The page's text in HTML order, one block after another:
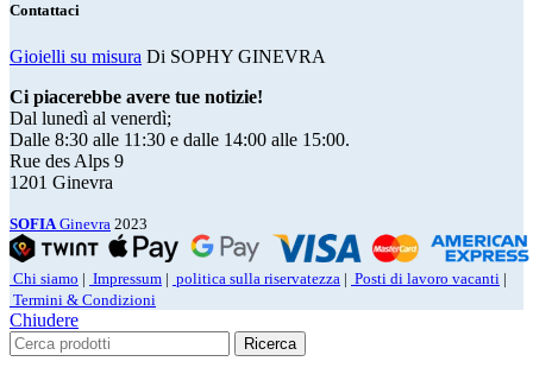
Contattaci
Gioielli su misura Di SOPHY GINEVRA
Ci piacerebbe avere tue notizie!
Dal lunedì al venerdì;
Dalle 8:30 alle 11:30 e dalle 14:00 alle 15:00.
Rue des Alps 9
1201 Ginevra
SOFIAGinevra 2023
Chi siamo | Impressum | politica sulla riservatezza | Posti di lavoro vacanti |
Termini & Condizioni
Chiudere
Ricerca